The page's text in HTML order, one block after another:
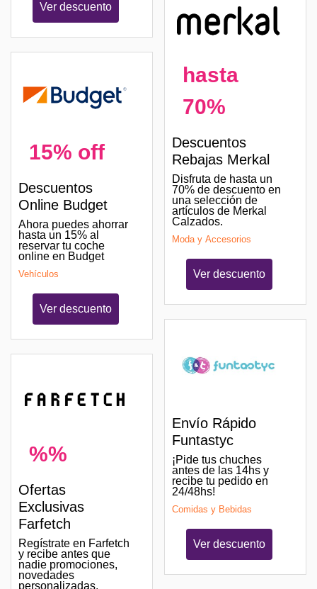
Ver descuento
15% off
Descuentos
Online Budget
Ahora puedes ahorrar
hasta un 15% al
reservar tu coche
online en Budget
Vehículos
Ver descuento
%%
Ofertas
Exclusivas
Farfetch
Regístrate en Farfetch
y recibe antes que
nadie promociones,
novedades
personalizadas,
hasta
70%
Descuentos
Rebajas Merkal
Disfruta de hasta un
70% de descuento en
una selección de
artículos de Merkal
Calzados.
Moda y Accesorios
Ver descuento
Envío Rápido
Funtastyc
¡Pide tus chuches
antes de las 14hs y
recibe tu pedido en
24/48hs!
Comidas y Bebidas
Ver descuento